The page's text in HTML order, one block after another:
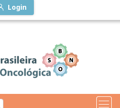
Login